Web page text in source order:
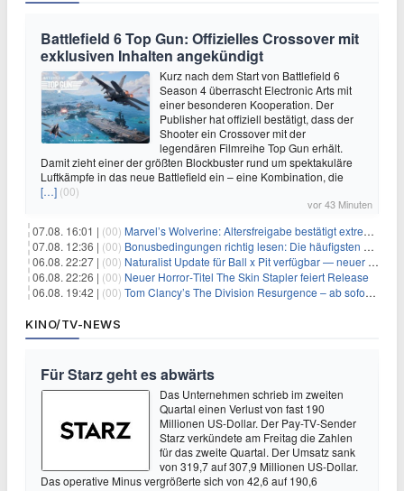
Battlefield 6 Top Gun: Offizielles Crossover mit
exklusiven Inhalten angekündigt
Kurz nach dem Start von Battlefield 6
Season 4 überrascht Electronic Arts mit
einer besonderen Kooperation. Der
Publisher hat offiziell bestätigt, dass der
Shooter ein Crossover mit der
legendären Filmreihe Top Gun erhält.
Damit zieht einer der größten Blockbuster rund um spektakuläre
Luftkämpfe in das neue Battlefield ein – eine Kombination, die
[…] (00)
vor 43 Minuten
07.08. 16:01 | (00) Marvel’s Wolverine: Altersfreigabe bestätigt extreme Gewalt und düstere Szenen
07.08. 12:36 | (00) Bonusbedingungen richtig lesen: Die häufigsten Stolperfallen
06.08. 22:27 | (00) Naturalist Update für Ball x Pit verfügbar — neuer Content auf allen Plattformen
06.08. 22:26 | (00) Neuer Horror‑Titel The Skin Stapler feiert Release
06.08. 19:42 | (00) Tom Clancy’s The Division Resurgence – ab sofort für euch verfügbar
KINO/TV-NEWS
Für Starz geht es abwärts
Das Unternehmen schrieb im zweiten
Quartal einen Verlust von fast 190
Millionen US-Dollar. Der Pay-TV-Sender
Starz verkündete am Freitag die Zahlen
für das zweite Quartal. Der Umsatz sank
von 319,7 auf 307,9 Millionen US-Dollar.
Das operative Minus vergrößerte sich von 42,6 auf 190,6